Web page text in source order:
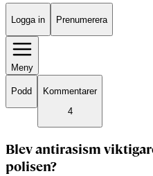
Logga in Prenumerera
Meny
Podd
Kommentarer
4
Blev antirasism
polisen?